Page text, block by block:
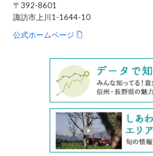
〒392-8601
諏訪市上川1-1644-10
公式ホームページ